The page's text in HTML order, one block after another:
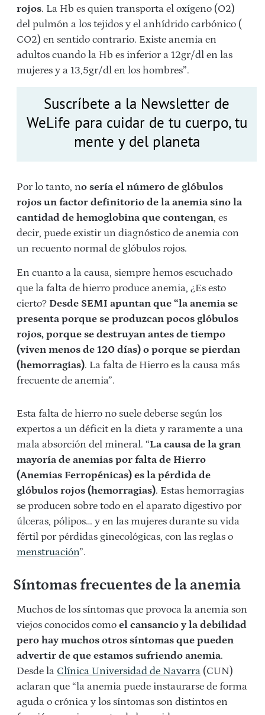
rojos. La Hb es quien transporta el oxígeno (O2)
del pulmón a los tejidos y el anhídrido carbónico (
CO2) en sentido contrario. Existe anemia en
adultos cuando la Hb es inferior a 12gr/dl en las
mujeres y a 13,5gr/dl en los hombres”.
Suscríbete a la Newsletter de
WeLife para cuidar de tu cuerpo, tu
mente y del planeta
Por lo tanto, no sería el número de glóbulos
rojos un factor definitorio de la anemia sino la
cantidad de hemoglobina que contengan, es
decir, puede existir un diagnóstico de anemia con
un recuento normal de glóbulos rojos.
En cuanto a la causa, siempre hemos escuchado
que la falta de hierro produce anemia, ¿Es esto
cierto? Desde SEMI apuntan que “la anemia se
presenta porque se produzcan pocos glóbulos
rojos, porque se destruyan antes de tiempo
(viven menos de 120 días) o porque se pierdan
(hemorragias). La falta de Hierro es la causa más
frecuente de anemia”.
Esta falta de hierro no suele deberse según los
expertos a un déficit en la dieta y raramente a una
mala absorción del mineral. “La causa de la gran
mayoría de anemias por falta de Hierro
(Anemias Ferropénicas) es la pérdida de
glóbulos rojos (hemorragias). Estas hemorragias
se producen sobre todo en el aparato digestivo por
úlceras, pólipos… y en las mujeres durante su vida
fértil por pérdidas ginecológicas, con las reglas o
menstruación”.
Síntomas frecuentes de la anemia
Muchos de los síntomas que provoca la anemia son
viejos conocidos como el cansancio y la debilidad
pero hay muchos otros síntomas que pueden
advertir de que estamos sufriendo anemia.
Desde la Clínica Universidad de Navarra (CUN)
aclaran que “la anemia puede instaurarse de forma
aguda o crónica y los síntomas son distintos en